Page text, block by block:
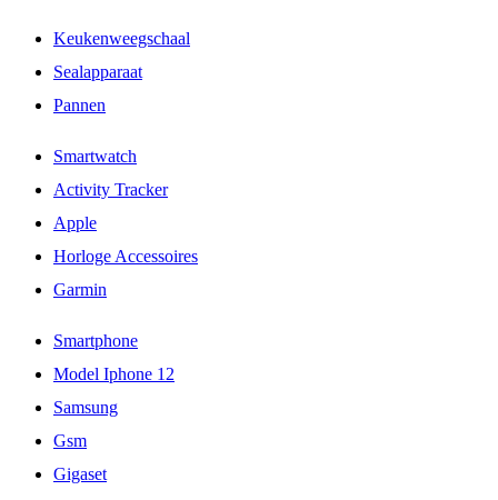
Keukenweegschaal
Sealapparaat
Pannen
Smartwatch
Activity Tracker
Apple
Horloge Accessoires
Garmin
Smartphone
Model Iphone 12
Samsung
Gsm
Gigaset